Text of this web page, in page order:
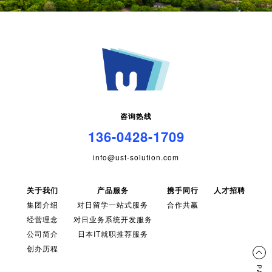
咨询热线
136-0428-1709
info@ust-solution.com
关于我们
集团介绍
经营理念
公司简介
创办历程
产品服务
对日留学一站式服务
对日业务系统开发服务
日本IT就职推荐服务
携手同行
合作共赢
人才招聘